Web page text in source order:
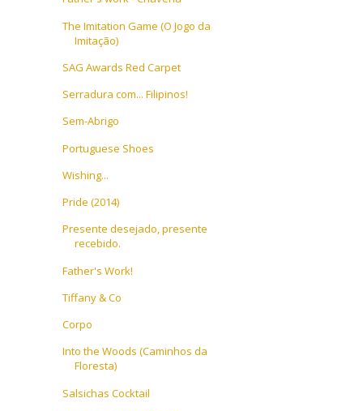
The Imitation Game (O Jogo da
Imitação)
SAG Awards Red Carpet
Serradura com... Filipinos!
Sem-Abrigo
Portuguese Shoes
Wishing...
Pride (2014)
Presente desejado, presente
recebido.
Father's Work!
Tiffany & Co
Corpo
Into the Woods (Caminhos da
Floresta)
Salsichas Cocktail